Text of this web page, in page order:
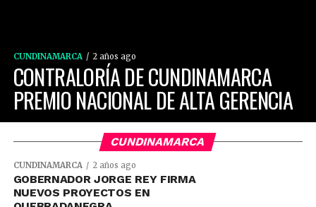
CUNDINAMARCA 2 años ago
CONTRALORÍA DE CUNDINAMARCA
PREMIO NACIONAL DE ALTA GERENCIA
CUNDINAMARCA
CUNDINAMARCA 2 años ago
GOBERNADOR JORGE REY FIRMA
NUEVOS PROYECTOS EN